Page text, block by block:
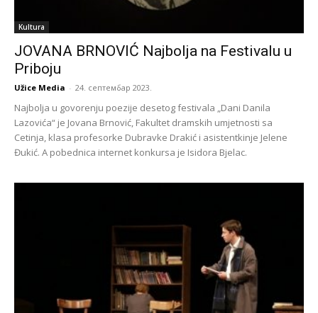
Kultura
JOVANA BRNOVIĆ Najbolja na Festivalu u
Priboju
Užice Media - 24. септембар 2023.
Najbolja u govorenju poezije desetog festivala „Dani Danila
Lazovića“ je Jovana Brnović, Fakultet dramskih umjetnosti sa
Cetinja, klasa profesorke Dubravke Drakić i asistentkinje Jelene
Đukić. A pobednica internet konkursa je Isidora Bjelac.